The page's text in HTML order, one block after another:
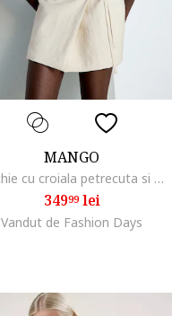
MANGO
Rochie cu croiala petrecuta si model cu doua randuri de nasturi, Crem
34999lei
Vandut de Fashion Days